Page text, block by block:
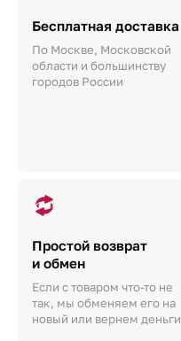
Бесплатная доставка
По Москве, Московской
области и большинству
городов России
Простой возврат
и обмен
Если с товаром что-то не
так, мы обменяем его на
новый или вернем деньги